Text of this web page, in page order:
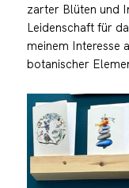
zarter Blüten und
Leidenschaft für
meinem Interesse
botanischer